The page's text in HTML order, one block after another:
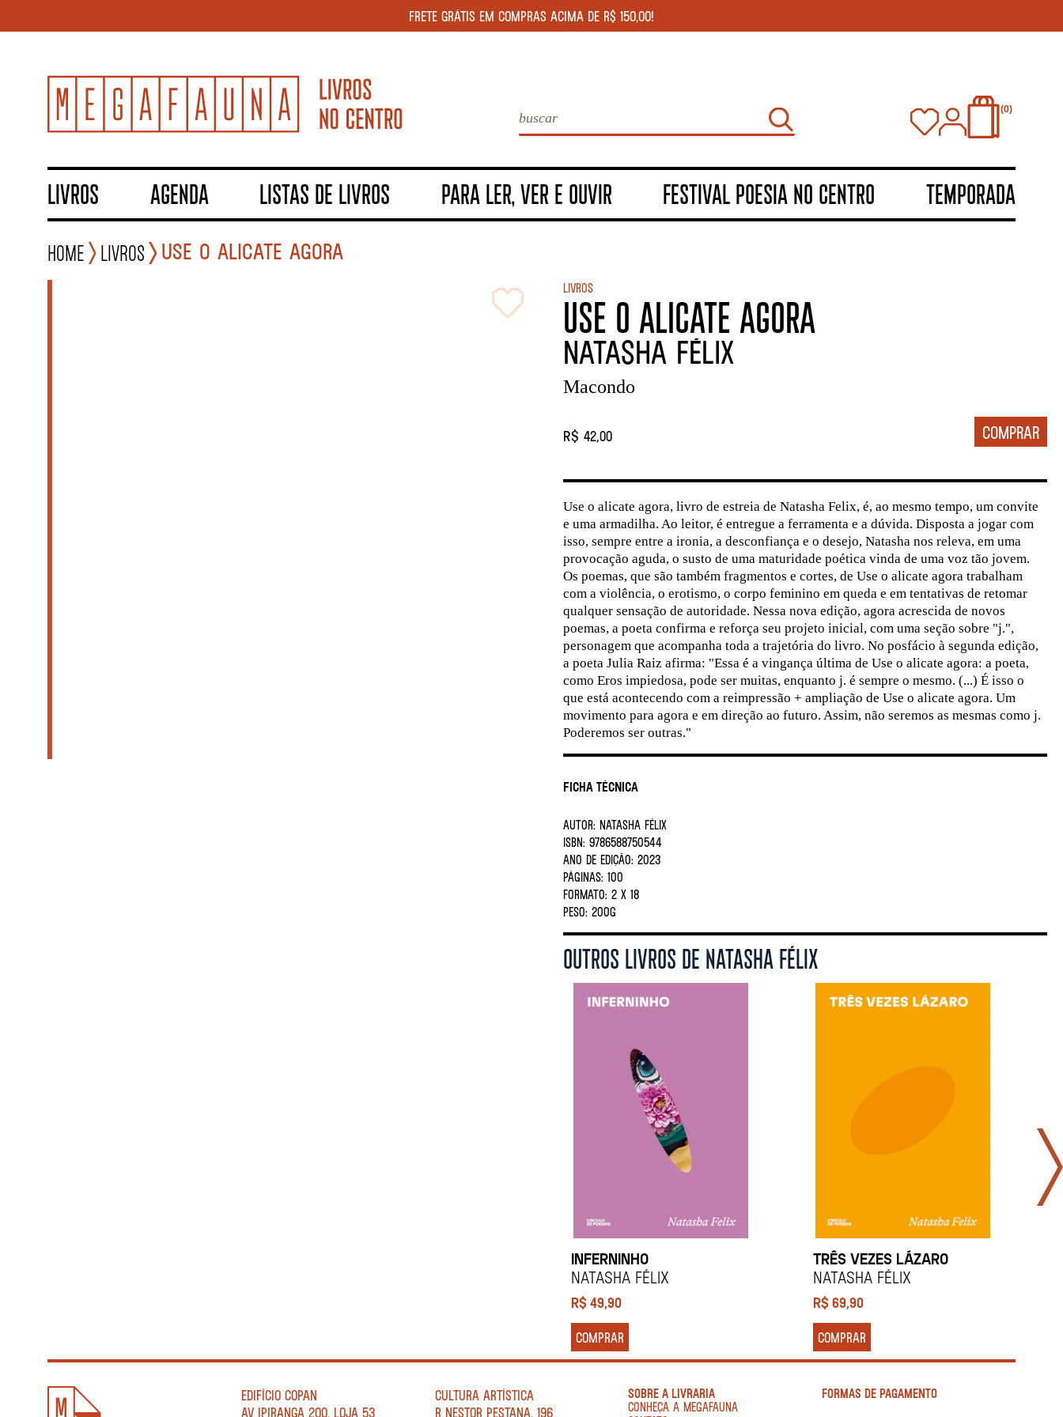
FRETE GRÁTIS EM COMPRAS ACIMA DE R$ 150,00!
0
LIVROS AGENDA LISTAS DE LIVROS PARA LER, VER E OUVIR FESTIVAL POESIA NO CENTRO TEMPORADA
Home Livros USE O ALICATE AGORA
Livros
USE O ALICATE AGORA
NATASHA FÉLIX
Macondo
R$ 42,00
Ficha Técnica
AUTOR: NATASHA FÉLIX
ISBN: 9786588750544
ANO DE EDIÇÃO: 2023
PÁGINAS: 100
FORMATO: 2 X 18
PESO: 200G
Use o alicate agora, livro de estreia de Natasha Felix, é, ao mesmo tempo, um convite
e uma armadilha. Ao leitor, é entregue a ferramenta e a dúvida. Disposta a jogar com
isso, sempre entre a ironia, a desconfiança e o desejo, Natasha nos releva, em uma
provocação aguda, o susto de uma maturidade poética vinda de uma voz tão jovem.
Os poemas, que são também fragmentos e cortes, de Use o alicate agora trabalham
com a violência, o erotismo, o corpo feminino em queda e em tentativas de retomar
qualquer sensação de autoridade. Nessa nova edição, agora acrescida de novos
poemas, a poeta confirma e reforça seu projeto inicial, com uma seção sobre "j.",
personagem que acompanha toda a trajetória do livro. No posfácio à segunda edição,
a poeta Julia Raiz afirma: "Essa é a vingança última de Use o alicate agora: a poeta,
como Eros impiedosa, pode ser muitas, enquanto j. é sempre o mesmo. (...) É isso o
que está acontecendo com a reimpressão + ampliação de Use o alicate agora. Um
movimento para agora e em direção ao futuro. Assim, não seremos as mesmas como j.
Poderemos ser outras."
OUTROS LIVROS DE NATASHA FÉLIX
INFERNINHO
NATASHA FÉLIX
R$49,90
COMPRAR
TRÊS VEZES LÁZARO
NATASHA FÉLIX
R$69,90
COMPRAR
EDIFÍCIO COPAN
AV IPIRANGA 200, LOJA 53
CULTURA ARTÍSTICA
R NESTOR PESTANA, 196
SOBRE A LIVRARIA
CONHEÇA A MEGAFAUNA
FORMAS DE PAGAMENTO